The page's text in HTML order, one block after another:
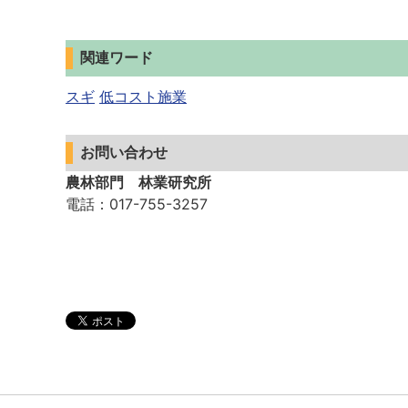
関連ワード
スギ 低コスト施業
お問い合わせ
農林部門 林業研究所
電話 ：017-755-3257